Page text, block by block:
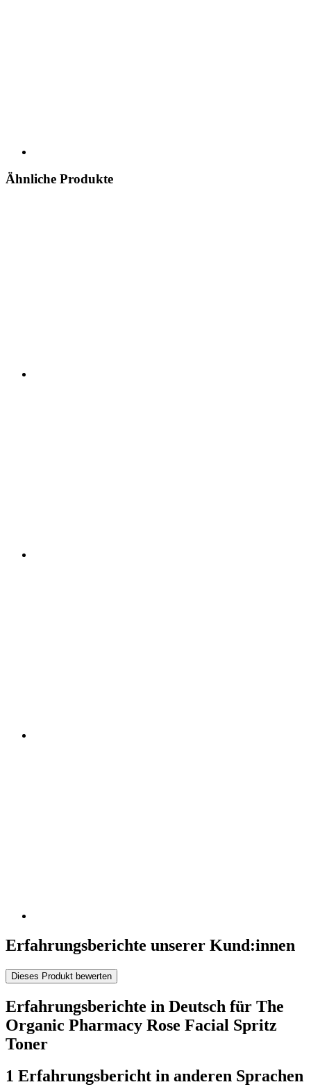
Ähnliche Produkte
Erfahrungsberichte unserer Kund:innen
Dieses Produkt bewerten
Erfahrungsberichte in Deutsch für The
Organic Pharmacy Rose Facial Spritz
Toner
1 Erfahrungsbericht in anderen Sprachen